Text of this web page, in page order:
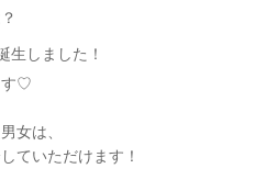
生しました！
す♡
女は、
ていただけます！